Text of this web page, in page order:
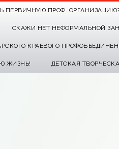
ПЕРВИЧНУЮ ПРОФ.
СКАЖИ НЕТ НЕФОРМАЛЬНОЙ
КРАЕВОГО
ЖИЗНЬ! ДЕТСКАЯ